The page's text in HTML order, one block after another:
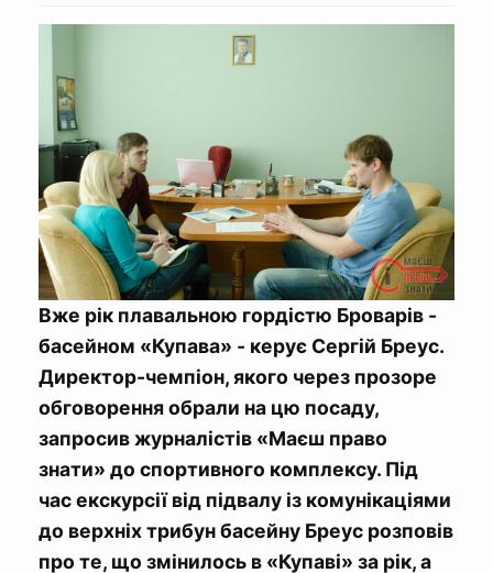
Вже рік плавальною гордістю Броварів -
басейном «Купава» - керує Сергій Бреус.
Директор-чемпіон, якого через прозоре
обговорення обрали на цю посаду,
запросив журналістів «Маєш право
знати» до спортивного комплексу. Під
час екскурсії від підвалу із комунікаціями
до верхніх трибун басейну Бреус розповів
про те, що змінилось в «Купаві» за рік, а